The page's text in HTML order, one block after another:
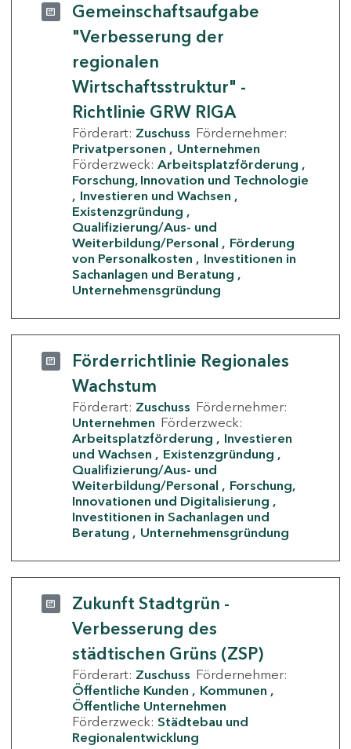
Gemeinschaftsaufgabe
"Verbesserung der
regionalen
Wirtschaftsstruktur" -
Richtlinie GRW RIGA
Förderart: Zuschuss Fördernehmer:
Privatpersonen
Unternehmen
Förderzweck: Arbeitsplatzförderung
Forschung, Innovation und Technologie
Investieren und Wachsen
Existenzgründung
Qualifizierung/Aus- und
Weiterbildung/Personal
Förderung
von Personalkosten
Investitionen in
Sachanlagen und Beratung
Unternehmensgründung
Förderrichtlinie Regionales
Wachstum
Förderart: Zuschuss Fördernehmer:
Unternehmen Förderzweck:
Arbeitsplatzförderung
Investieren
und Wachsen
Existenzgründung
Qualifizierung/Aus- und
Weiterbildung/Personal
Forschung,
Innovationen und Digitalisierung
Investitionen in Sachanlagen und
Beratung
Unternehmensgründung
Zukunft Stadtgrün -
Verbesserung des
städtischen Grüns (ZSP)
Förderart: Zuschuss Fördernehmer:
Öffentliche Kunden
Kommunen
Öffentliche Unternehmen
Förderzweck: Städtebau und
Regionalentwicklung